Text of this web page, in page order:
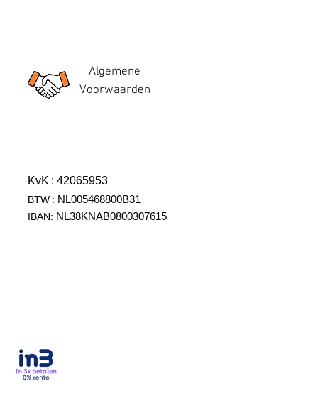
Algemene
Voorwaarden
KvK : 42065953
BTW : NL005468800B31
IBAN: NL38KNAB0800307615